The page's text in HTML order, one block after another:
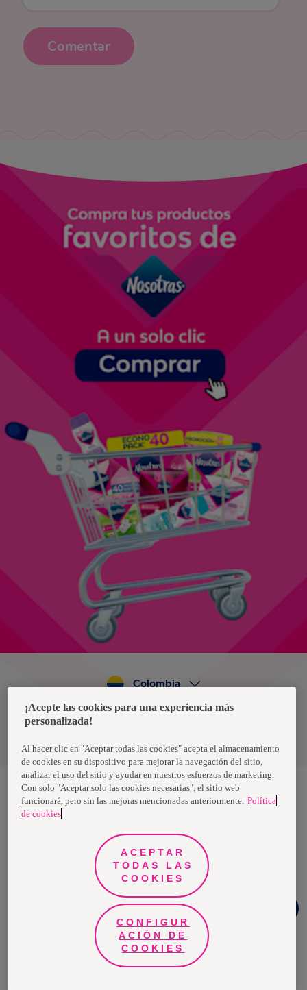
Comentar
Política de privacidad de datos
Colombia
Nosotras, una marca de Essity - una compañía global líder en
higiene y salud. Cada día, mil millones de personas, en todo el
propósito es romper barreras por el bienestar en beneficio de
consumidores, pacientes, cuidadores, clientes y la sociedad en
general. Vendemos en aproximadamente 150 países bajo las
principales marcas globales TENA y Tork, así como otras marcas
como Actimove, Cutimed, JOBST, Knix, Leukoplast, Libero, Libresse,
Lotus, Modibodi, Nosotras, Saba, Tempo, TOM Organic y Zewa. En
2024, Essity tuvo ventas de aproximadamente 13 mil millones de
euros y empleó a 36,000 personas. La sede de la compañía está
ubicada en Estocolmo, Suecia, y Essity cotiza en Nasdaq Estocolmo.
Más información enwww.essity.com.
¡Acepte las cookies para una experiencia más
personalizada!
Al hacer clic en "Aceptar todas las cookies" acepta el almacenamiento
de cookies en su dispositivo para mejorar la navegación del sitio,
analizar el uso del sitio y ayudar en nuestros esfuerzos de marketing.
Con solo "Aceptar solo las cookies necesarias", el sitio web
funcionará, pero sin las mejoras mencionadas anteriormente. Política
de cookies
ACEPTAR
TODAS LAS
COOKIES
CONFIGUR
ACIÓN DE
COOKIES